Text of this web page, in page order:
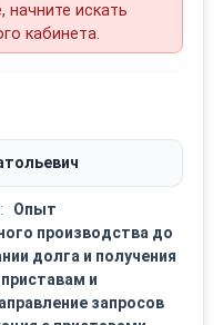
искать
кабинета.
Опыт
производства до
долга и получения
и
запросов